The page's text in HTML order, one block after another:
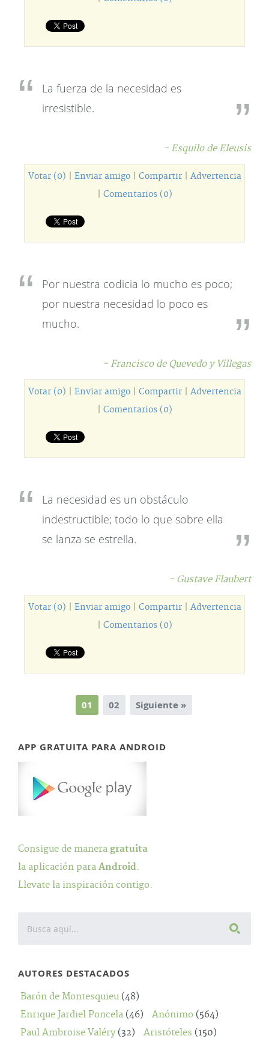
La fuerza de la necesidad es
irresistible.
- Esquilo de Eleusis
Votar (0) Enviar amigo| Compartir| Advertencia
Comentarios (0)
Por nuestra codicia lo mucho es poco;
por nuestra necesidad lo poco es
mucho.
- Francisco de Quevedo y Villegas
Votar (0) Enviar amigo| Compartir| Advertencia
Comentarios (0)
La necesidad es un obstáculo
indestructible; todo lo que sobre ella
se lanza se estrella.
- Gustave Flaubert
Votar (0) Enviar amigo| Compartir| Advertencia
Comentarios (0)
01 02 Siguiente »
APP GRATUITA PARA ANDROID
Consigue de manera gratuita
la aplicación para Android.
Llevate la inspiración contigo.
AUTORES DESTACADOS
Barón de Montesquieu (48)
Enrique Jardiel Poncela (46) Anónimo (564)
Paul Ambroise Valéry(32) Aristóteles (150)